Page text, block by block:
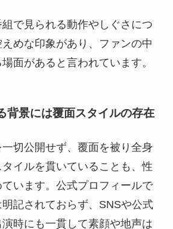
で見られる動作やしぐさにつ
めな印象があり、ファンの中
面があると言われています。
背景には覆面スタイルの存在
切公開せず、覆面を被り全身
イルを貫いていることも、性
います。公式プロフィールで
記されておらず、SNSや公式
時にも一貫して素顔や地声は